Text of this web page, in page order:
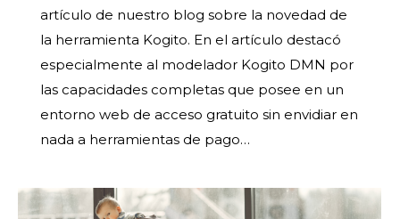
artículo de nuestro blog sobre la novedad de
la herramienta Kogito. En el artículo destacó
especialmente al modelador Kogito DMN por
las capacidades completas que posee en un
entorno web de acceso gratuito sin envidiar en
nada a herramientas de pago…